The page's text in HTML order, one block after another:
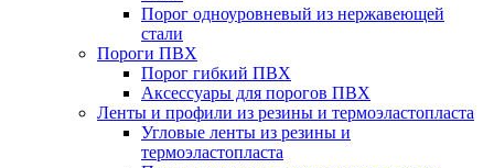
Порог одноуровневый из нержавеющей
стали
Пороги ПВХ
Порог гибкий ПВХ
Аксессуары для порогов ПВХ
Ленты и профили из резины и термоэластопласта
Угловые ленты из резины и
термоэластопласта